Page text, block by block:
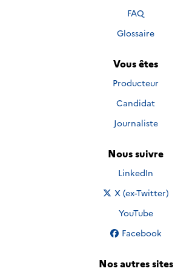
FAQ
Glossaire
Vous êtes
Producteur
Candidat
Journaliste
Nous suivre
Nous suivre sur
LinkedIn
Nous suivre sur
X (ex-Twitter)
Nous suivre sur
YouTube
Nous suivre sur
Facebook
Nos autres sites